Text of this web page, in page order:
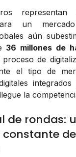
representan
un
aún
36 millones de
de
el tipo de
la
de rondas: